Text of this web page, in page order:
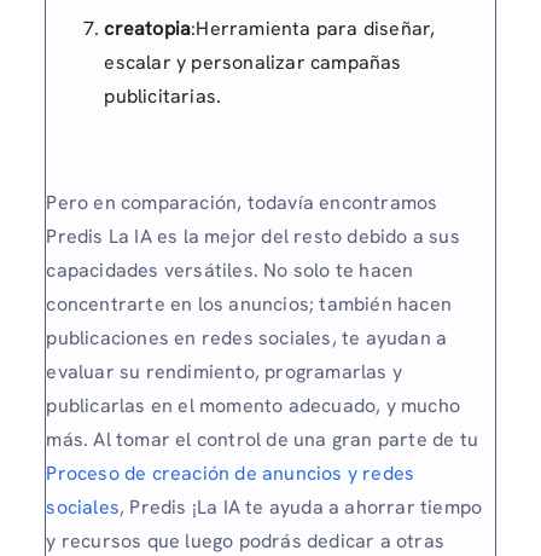
creatopia:Herramienta para diseñar,
escalar y personalizar campañas
publicitarias.
Pero en comparación, todavía encontramos
Predis La IA es la mejor del resto debido a sus
capacidades versátiles. No solo te hacen
concentrarte en los anuncios; también hacen
publicaciones en redes sociales, te ayudan a
evaluar su rendimiento, programarlas y
publicarlas en el momento adecuado, y mucho
más. Al tomar el control de una gran parte de tu
Proceso de creación de anuncios y redes
sociales, Predis ¡La IA te ayuda a ahorrar tiempo
y recursos que luego podrás dedicar a otras